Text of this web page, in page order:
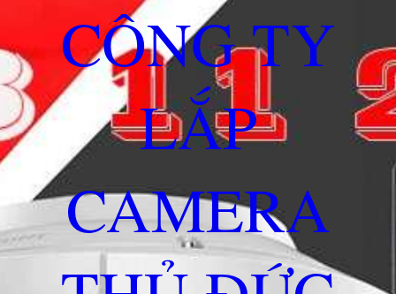
CÔNG TY
LẮP
CAMERA